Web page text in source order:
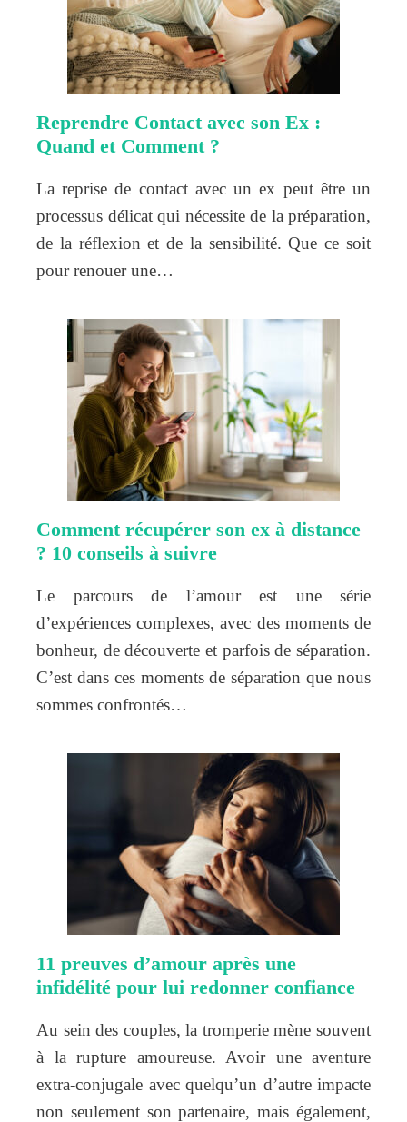
Reprendre Contact avec son Ex :
Quand et Comment ?
La reprise de contact avec un ex peut être un
processus délicat qui nécessite de la préparation,
de la réflexion et de la sensibilité. Que ce soit
pour renouer une…
Comment récupérer son ex à distance
? 10 conseils à suivre
Le parcours de l’amour est une série
d’expériences complexes, avec des moments de
bonheur, de découverte et parfois de séparation.
C’est dans ces moments de séparation que nous
sommes confrontés…
11 preuves d’amour après une
infidélité pour lui redonner confiance
Au sein des couples, la tromperie mène souvent
à la rupture amoureuse. Avoir une aventure
extra-conjugale avec quelqu’un d’autre impacte
non seulement son partenaire, mais également,